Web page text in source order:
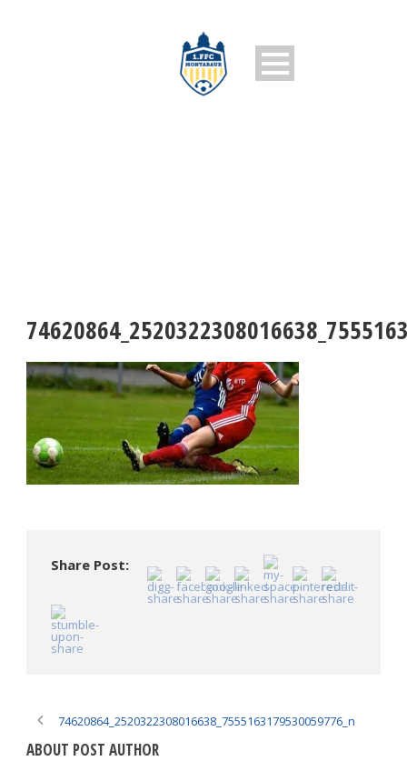
Share Post:
74620864_2520322308016638_7555163179530059776_n
ABOUT POST AUTHOR